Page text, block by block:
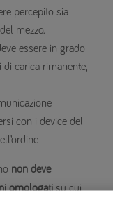
percepito sia
mezzo.
essere in grado
carica rimanente,
con i device del
non deve
omologatisu cui